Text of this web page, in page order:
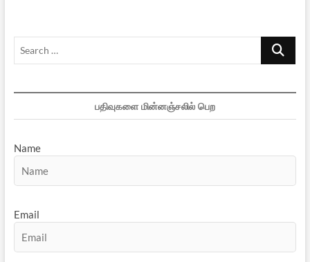
Search
பதிவுகளை மின்னஞ்சலில் பெற
Name
Email